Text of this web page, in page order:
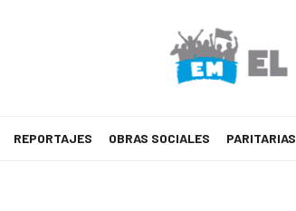
REPORTAJES OBRAS SOCIALES PARITARIAS